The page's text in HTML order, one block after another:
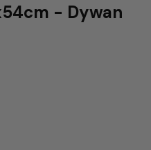
- Dywan